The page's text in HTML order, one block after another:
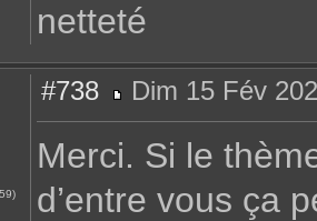
netteté
#738
e
Dim 15 Fév
Merci. Si le
d’entre vous ça